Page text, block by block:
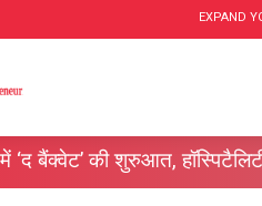
EXPAND
बैंक्वेट’ की शुरुआत,